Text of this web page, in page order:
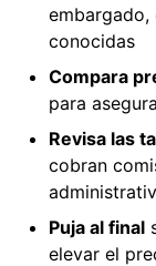
embargado,
conocidas
Compara
para
Revisa las
cobran
Puja al final
elevar el